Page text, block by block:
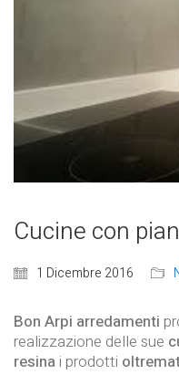
Cucine con
1 Dicembre 2016
Bon Arpi arredamenti
realizzazione delle sue
resina i prodotti